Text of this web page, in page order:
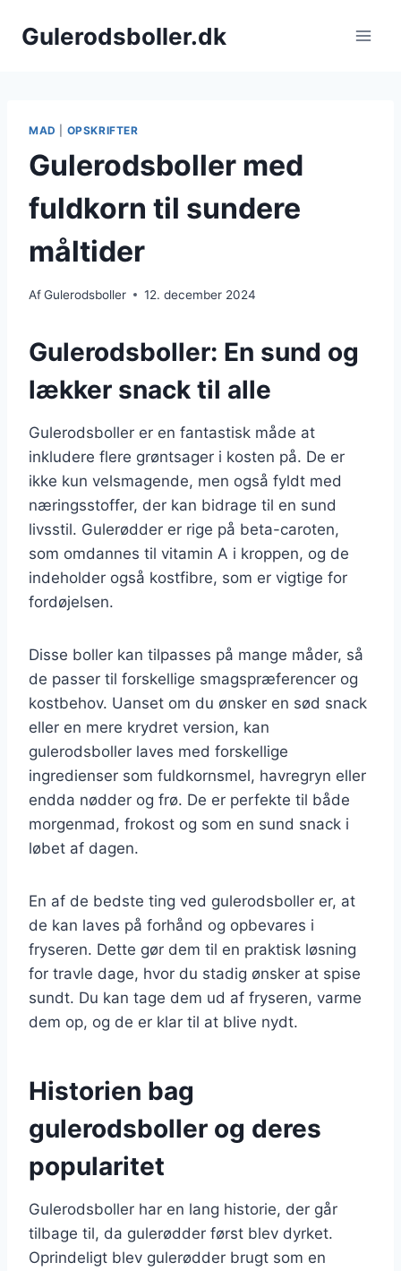
Gulerodsboller.dk
MAD OPSKRIFTER
Gulerodsboller med
fuldkorn til sundere
måltider
AfGulerodsboller 12. december 2024
Gulerodsboller: En sund og
lækker snack til alle
Gulerodsboller er en fantastisk måde at
inkludere flere grøntsager i kosten på. De er
ikke kun velsmagende, men også fyldt med
næringsstoffer, der kan bidrage til en sund
livsstil. Gulerødder er rige på beta-caroten,
som omdannes til vitamin A i kroppen, og de
indeholder også kostfibre, som er vigtige for
fordøjelsen.
Disse boller kan tilpasses på mange måder, så
de passer til forskellige smagspræferencer og
kostbehov. Uanset om du ønsker en sød snack
eller en mere krydret version, kan
gulerodsboller laves med forskellige
ingredienser som fuldkornsmel, havregryn eller
endda nødder og frø. De er perfekte til både
morgenmad, frokost og som en sund snack i
løbet af dagen.
En af de bedste ting ved gulerodsboller er, at
de kan laves på forhånd og opbevares i
fryseren. Dette gør dem til en praktisk løsning
for travle dage, hvor du stadig ønsker at spise
sundt. Du kan tage dem ud af fryseren, varme
dem op, og de er klar til at blive nydt.
Historien bag
gulerodsboller og deres
popularitet
Gulerodsboller har en lang historie, der går
tilbage til, da gulerødder først blev dyrket.
Oprindeligt blev gulerødder brugt som en